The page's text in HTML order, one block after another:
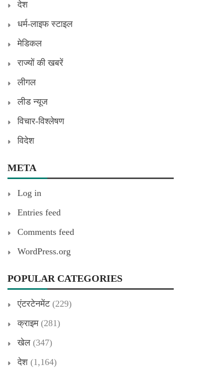
देश
धर्म-लाइफ स्टाइल
मेडिकल
राज्यों की खबरें
लीगल
लीड न्यूज
विचार-विश्लेषण
विदेश
META
Log in
Entries feed
Comments feed
WordPress.org
POPULAR CATEGORIES
एंटरटेनमेंट(229)
क्राइम(281)
खेल (347)
देश (1,164)